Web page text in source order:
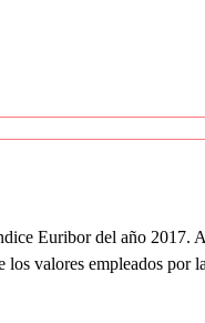
Euribor del año 2017.
los valores empleados por